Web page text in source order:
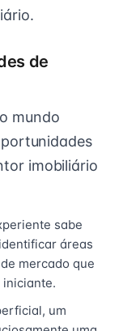
de
mundo
imobiliário
sabe
áreas
mercado que
iniciante.
um